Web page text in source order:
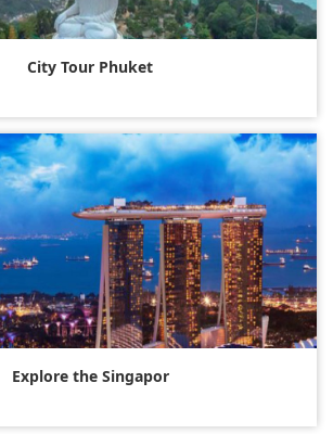
City Tour Phuket
Explore the Singapor